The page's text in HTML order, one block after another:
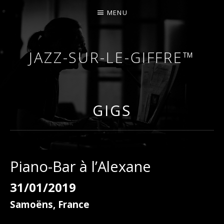
JAZZ-SUR-LE-GIFFRE™
COURS DE PIANO – PIANO-BAR – FÊTES –
MENU
GIGS
Piano-Bar à l’Alexane
31/01/2019
Samoëns, France